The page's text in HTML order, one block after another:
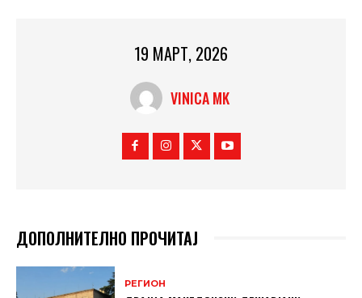
19 МАРТ, 2026
VINICA MK
ДОПОЛНИТЕЛНО ПРОЧИТАЈ
РЕГИОН